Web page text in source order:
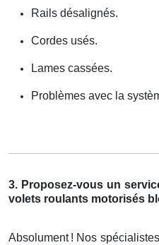
Rails désalignés.
Cordes usés.
Lames cassées.
Problèmes avec la
3. Proposez-vous un
volets roulants motorisés
Absolument ! Nos spé